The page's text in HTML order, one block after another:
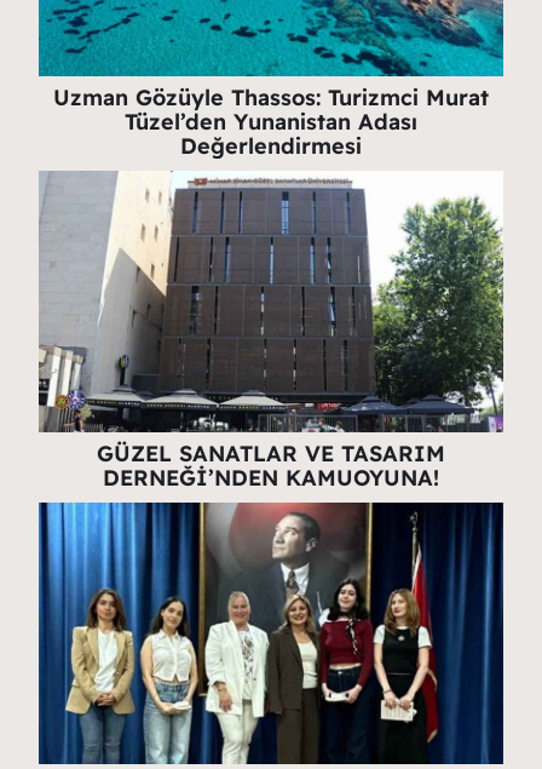
Uzman Gözüyle Thassos: Turizmci Murat
Tüzel’den Yunanistan Adası
Değerlendirmesi
GÜZEL SANATLAR VE TASARIM
DERNEĞİ’NDEN KAMUOYUNA!